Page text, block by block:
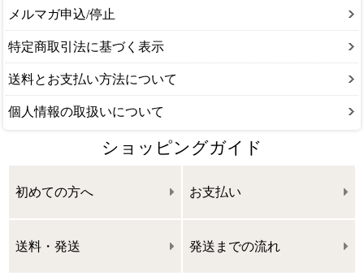
メルマガ申込/停止
特定商取引法に基づく表示
送料とお支払い方法について
個人情報の取扱いについて
ショッピングガイド
初めての方へ お支払い
送料・発送 発送までの流れ